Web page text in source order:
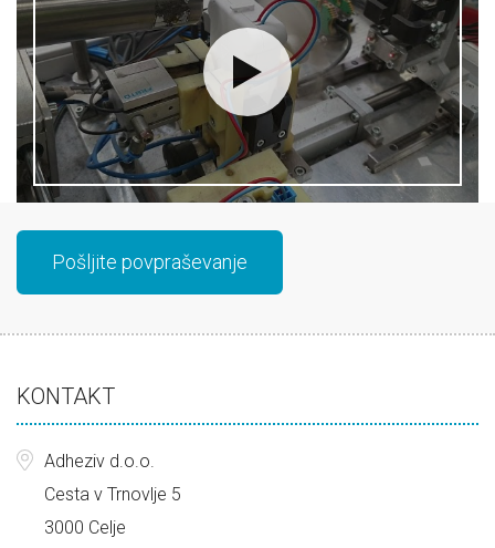
Pošljite povpraševanje
KONTAKT
Adheziv d.o.o.
Cesta v Trnovlje 5
3000 Celje